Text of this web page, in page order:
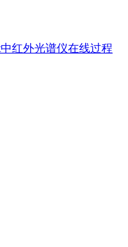
中红外光谱仪在线过程